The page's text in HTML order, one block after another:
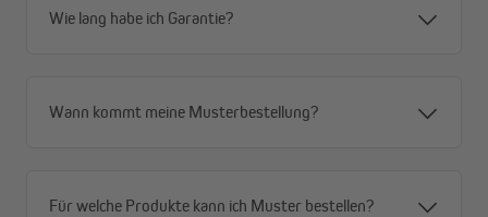
Pflegeleicht
Wie lang habe ich Garantie?
Wann kommt meine Musterbestellung?
Für welche Produkte kann ich Muster bestellen?